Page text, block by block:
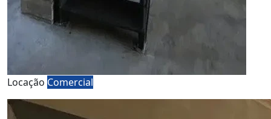
Locação Comercial